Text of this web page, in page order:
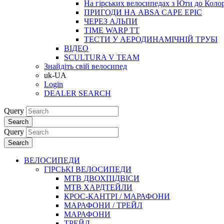
На гірських велосипедах з Юти до
ПРИГОДИ НА ABSA CAPE EPIC
ЧЕРЕЗ АЛЬПИ
TIME WARP TT
ТЕСТИ У АЕРОДИНАМІЧНІЙ ТРУБІ
ВІДЕО
SCULTURA V TEAM
Знайдіть свій велосипед
uk-UA
Login
DEALER SEARCH
Query
Search
Query
Search
ВЕЛОСИПЕДИ
ГІРСЬКІ ВЕЛОСИПЕДИ
MTB ДВОХПIДВIСИ
MTB ХАРДТЕЙЛИ
КРОС-КАНТРI / МАРАФОНИ
МАРАФОНИ / ТРЕЙЛ
МАРАФОНИ